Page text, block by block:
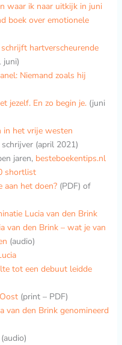
waar ik naar uitkijk in juni
boek over emotionele
hartverscheurende
Niemand zoals hij
jezelf. En zo begin je.(juni
in het vrije westen
(april 2021)
jaren, besteboekentips.nl
shortlist
aan het doen? (PDF) of
Lucia van den Brink
van den Brink – wat je van
(audio)
tot een debuut leidde
(print – PDF)
van den Brink genomineerd